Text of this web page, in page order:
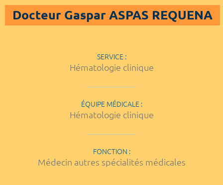
Docteur Gaspar ASPAS REQUENA
SERVICE :
Hématologie clinique
ÉQUIPE MÉDICALE :
Hématologie clinique
FONCTION :
Médecin autres spécialités médicales